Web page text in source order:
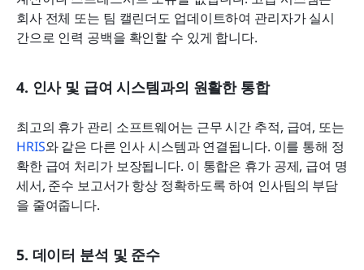
회사 전체 또는 팀 캘린더도 업데이트하여 관리자가 실시
간으로 인력 공백을 확인할 수 있게 합니다.
4. 인사 및 급여 시스템과의 원활한 통합
HRIS와 같은 다른 인사 시스템과 연결됩니다. 이를 통해 정
확한 급여 처리가 보장됩니다. 이 통합은 휴가 공제, 급여 명
세서, 준수 보고서가 항상 정확하도록 하여 인사팀의 부담
을 줄여줍니다.
5. 데이터 분석 및 준수